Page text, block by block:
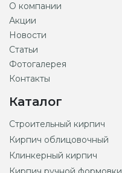
О компании
Акции
Новости
Статьи
Фотогалерея
Контакты
Каталог
Строительный кирпич
Кирпич облицовочный
Клинкерный кирпич